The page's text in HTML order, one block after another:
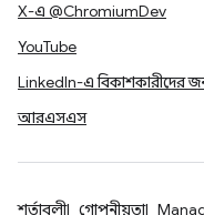
X-এ @ChromiumDev
YouTube
LinkedIn-এ বিকাশকারীদের
আরএসএস
শর্তাবলী গোপনীয়তা